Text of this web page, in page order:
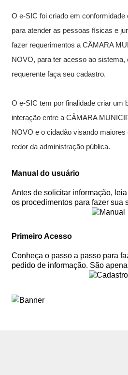
*Campos obrigatórios
privacidade
E-mail
Ou seja atendido presencialmente
Segunda a Sexta-Feira, de 08:00 as
e-SIC
O e-SIC foi criado em conformidade
para atender as pessoas físicas e
fazer requerimentos a CÂMARA
NOVO, para ter acesso ao sistema,
requerente faça seu cadastro.
O e-SIC tem por finalidade criar um
interação entre a CÂMARA
NOVO e o cidadão visando
redor da administração pública.
Manual do usuário
Antes de solicitar informação,
os procedimentos para fazer sua
Primeiro Acesso
Conheça o passo a passo para
pedido de informação. São